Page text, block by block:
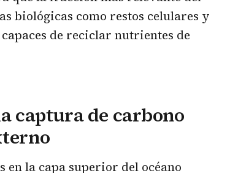
biológicas como restos celulares y
de reciclar nutrientes de
captura de carbono
la capa superior del océano